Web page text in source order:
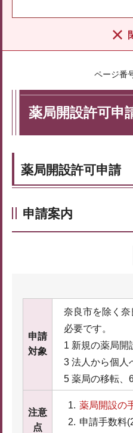
ページ番
薬局開設許可申
薬局開設許可申請
申請案内
申請
対象
奈良市を除く
必要です。
1 新規の薬局開
3 法人から個人
5 薬局の移転、
注意
点
薬局開設の
申請手数料